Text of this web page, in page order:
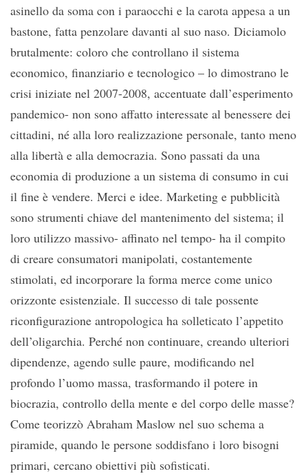
asinello da soma con i paraocchi e la carota appesa a un
bastone, fatta penzolare davanti al suo naso. Diciamolo
brutalmente: coloro che controllano il sistema
economico, finanziario e tecnologico – lo dimostrano le
crisi iniziate nel 2007-2008, accentuate dall’esperimento
pandemico- non sono affatto interessate al benessere dei
cittadini, né alla loro realizzazione personale, tanto meno
alla libertà e alla democrazia. Sono passati da una
economia di produzione a un sistema di consumo in cui
il fine è vendere. Merci e idee. Marketing e pubblicità
sono strumenti chiave del mantenimento del sistema; il
loro utilizzo massivo- affinato nel tempo- ha il compito
di creare consumatori manipolati, costantemente
stimolati, ed incorporare la forma merce come unico
orizzonte esistenziale. Il successo di tale possente
riconfigurazione antropologica ha solleticato l’appetito
dell’oligarchia. Perché non continuare, creando ulteriori
dipendenze, agendo sulle paure, modificando nel
profondo l’uomo massa, trasformando il potere in
biocrazia, controllo della mente e del corpo delle masse?
Come teorizzò Abraham Maslow nel suo schema a
piramide, quando le persone soddisfano i loro bisogni
primari, cercano obiettivi più sofisticati.